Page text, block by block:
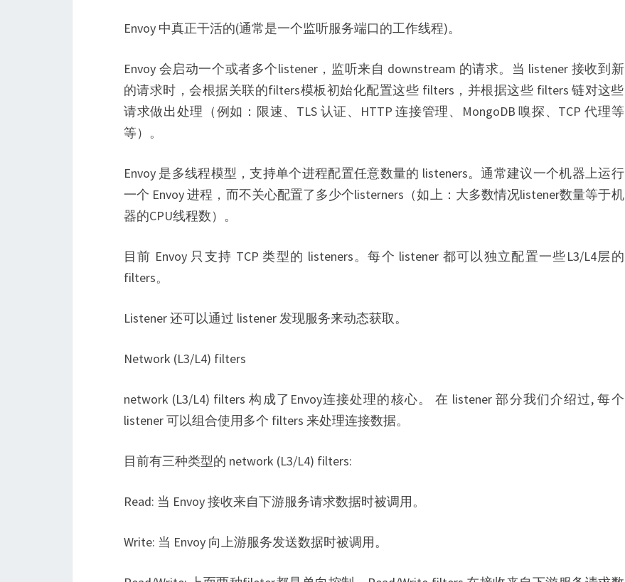
Envoy 中真正干活的(通常是一个监听服务端口的工作线程)。
Envoy 会启动一个或者多个listener，监听来自 downstream 的请求。当 listener 接收到新
的请求时，会根据关联的filters模板初始化配置这些 filters，并根据这些 filters 链对这些
请求做出处理（例如：限速、TLS 认证、HTTP 连接管理、MongoDB 嗅探、TCP 代理等
等）。
Envoy 是多线程模型，支持单个进程配置任意数量的 listeners。通常建议一个机器上运行
一个 Envoy 进程，而不关心配置了多少个listerners（如上：大多数情况listener数量等于机
器的CPU线程数）。
目前 Envoy 只支持 TCP 类型的 listeners。每个 listener 都可以独立配置一些L3/L4层的
filters。
Listener 还可以通过 listener 发现服务来动态获取。
Network (L3/L4) filters
network (L3/L4) filters 构成了Envoy连接处理的核心。 在 listener 部分我们介绍过, 每个
listener 可以组合使用多个 filters 来处理连接数据。
目前有三种类型的 network (L3/L4) filters:
Read: 当 Envoy 接收来自下游服务请求数据时被调用。
Write: 当 Envoy 向上游服务发送数据时被调用。